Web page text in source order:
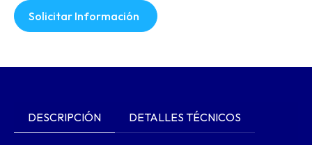
Solicitar Información
DESCRIPCIÓN DETALLES TÉCNICOS